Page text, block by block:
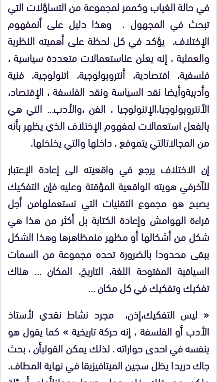
في حالة الغياب وكممر لمجموعة من التساؤلات التي
تبحث في المجهول . وهذا دليل على أنمفهوم
الإختلاف، يؤكد في كل لحظة على أهميته النظرية
والعملية ، إنه يعلن عناستعمالات متعددة سياسية ،
فلسفية، اقتصادية، أنتروبولوجية، اتنولوجية، فنية
وأدبيةوأيضا نقد السياسة ونقد الفلسفة ، الإقتصاد،
الأنتروبولوجيا،الإتنولوجيا ، الفن ،والأدب… التي هي
بالفعل استعمالات لمفهوم الإختلاف الذي يظهر بأنه
من المجالاتالتي يتموقع ، داخلها والتي يخلخلها.
إن الاختلاف يرجع في واقعيته الى إعادة الإعتبار
للآخرفي هويته الواقعية المؤقتة وعليه فإن التفكيك
يصبح هو مجموع التقنيات التي نستعملهامن أجل
قراءة الهوامش وإعادة الكتابة بل أكثر من هذا هي
شكل من أشكالها أو مظهر منمظاهرها وهذا الشكل
يبقى محدودا بالضرورة تحده مجموعة من السمات
السياقية المفتوحة اللغة، التاريخ، المكان … هناك
تفكيك وتفكيك في كل مكان …
« ليس التفكيك،إذن، مجرد نشاط نقدي لأستاذ
الأدب أو الفلسفة ، إنه حركة تاريخية » كما يقول هو
بنفسه في احدى حواراته . لذلك يمكن القولبأن ، بحث
جاك دريدا يظل سجين الميتافيزيقا في نهاية المطاف.